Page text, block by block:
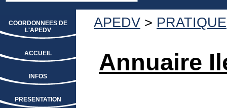
COORDONNEES DE
L'APEDV
ACCUEIL
INFOS
PRESENTATION
APEDV > PRATIQUE
Annuaire